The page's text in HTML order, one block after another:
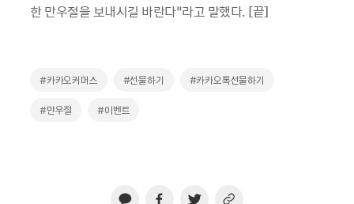
한 만우절을 보내시길 바란다”라고 말했다. [끝]
#카카오커머스 #선물하기 #카카오톡선물하기
#만우절 #이벤트